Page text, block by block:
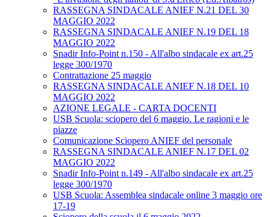
RASSEGNA SINDACALE ANIEF N.21 DEL 30
MAGGIO 2022
RASSEGNA SINDACALE ANIEF N.19 DEL 18
MAGGIO 2022
Snadir Info-Point n.150 - All'albo sindacale ex art.25
legge 300/1970
Contrattazione 25 maggio
RASSEGNA SINDACALE ANIEF N.18 DEL 10
MAGGIO 2022
AZIONE LEGALE - CARTA DOCENTI
USB Scuola: sciopero del 6 maggio. Le ragioni e le
piazze
Comunicazione Sciopero ANIEF del personale
RASSEGNA SINDACALE ANIEF N.17 DEL 02
MAGGIO 2022
Snadir Info-Point n.149 - All'albo sindacale ex art.25
legge 300/1970
USB Scuola: Assemblea sindacale online 3 maggio ore
17-19